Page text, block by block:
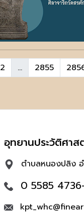
2 ... 2855
อุทยานประวัติศา
ตำบลหนองปลิง
0 5585